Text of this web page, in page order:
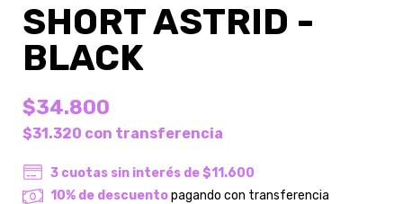
SHORT ASTRID -
BLACK
$34.800
$31.320 con transferencia
3 cuotas sin interés de$11.600
10% de descuentopagando con transferencia